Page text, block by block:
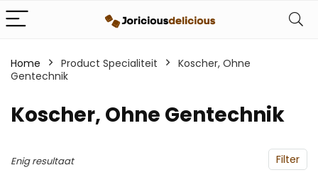
Home Product Specialiteit
‎Koscher, Ohne
Gentechnik
‎Koscher, Ohne Gentechnik
Filter
Enig resultaat